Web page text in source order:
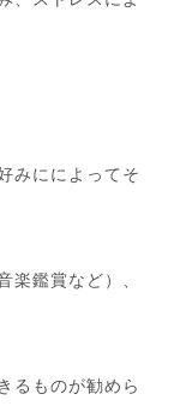
みにによってそ
楽鑑賞など）、
るものが勧めら